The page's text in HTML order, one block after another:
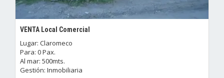
VENTA Local Comercial
Lugar: Claromeco
Para: 0 Pax.
Al mar: 500mts.
Gestión: Inmobiliaria